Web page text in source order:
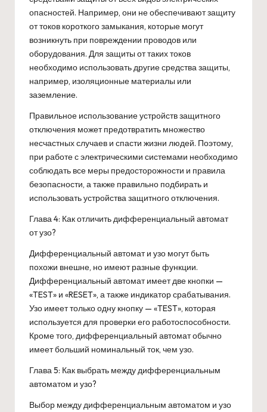
опасностей. Например, они не обеспечивают защиту
от токов короткого замыкания, которые могут
возникнуть при повреждении проводов или
оборудования. Для защиты от таких токов
необходимо использовать другие средства защиты,
например, изоляционные материалы или
заземление.
Правильное использование устройств защитного
отключения может предотвратить множество
несчастных случаев и спасти жизни людей. Поэтому,
при работе с электрическими системами необходимо
соблюдать все меры предосторожности и правила
безопасности, а также правильно подбирать и
использовать устройства защитного отключения.
Глава 4: Как отличить дифференциальный автомат
от узо?
Дифференциальный автомат и узо могут быть
похожи внешне, но имеют разные функции.
Дифференциальный автомат имеет две кнопки —
«TEST» и «RESET», а также индикатор срабатывания.
Узо имеет только одну кнопку — «TEST», которая
используется для проверки его работоспособности.
Кроме того, дифференциальный автомат обычно
имеет больший номинальный ток, чем узо.
Глава 5: Как выбрать между дифференциальным
автоматом и узо?
Выбор между дифференциальным автоматом и узо